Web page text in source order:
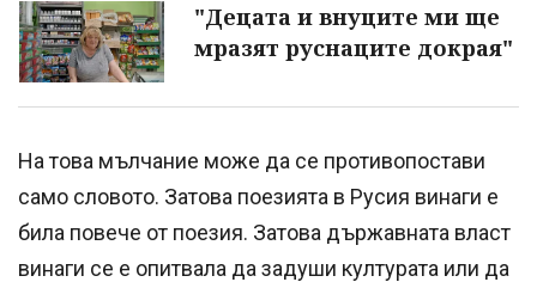
"Децата и внуците ми ще
мразят руснаците докрая"
На това мълчание може да се противопостави
само словото. Затова поезията в Русия винаги е
била повече от поезия. Затова държавната власт
винаги се е опитвала да задуши културата или да